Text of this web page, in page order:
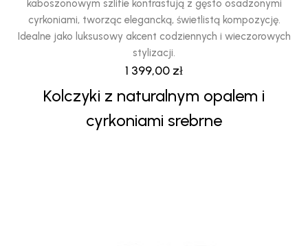
Kolczyki z naturalnym opalem i
cyrkoniami srebrne
1 399,00 zł
kaboszonowym szlifie kontrastują z gęsto osadzonymi
cyrkoniami, tworząc elegancką, świetlistą kompozycję.
Idealne jako luksusowy akcent codziennych i wieczorowych
stylizacji.